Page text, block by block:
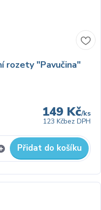
rozety "Pavučina"
149 Kč/ks
123 Kčbez DPH
Přidat do košíku